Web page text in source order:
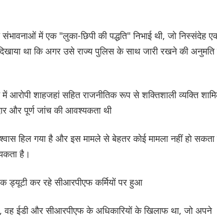
में एक "लुका-छिपी की पद्धति" निभाई थी, जो निस्संदेह
था कि अगर उसे राज्य पुलिस के साथ जारी रखने की अनुमति
आरोपी शाहजहां सहित राजनीतिक रूप से शक्तिशाली व्यक्ति
और पूर्ण जांच की आवश्यकता थी
हिल गया है और इस मामले से बेहतर कोई मामला नहीं हो सकता
है।
ड्यूटी कर रहे सीआरपीएफ कर्मियों पर हुआ
ईडी और सीआरपीएफ के अधिकारियों के खिलाफ था, जो अपने